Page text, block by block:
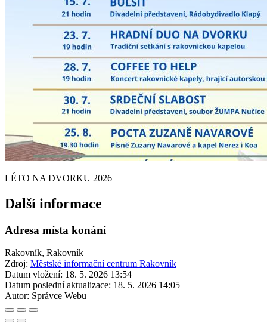
LÉTO NA DVORKU 2026
Další informace
Adresa místa konání
Rakovník, Rakovník
Zdroj: Městské informační centrum Rakovník
Datum vložení: 18. 5. 2026 13:54
Datum poslední aktualizace: 18. 5. 2026 14:05
Autor: Správce Webu